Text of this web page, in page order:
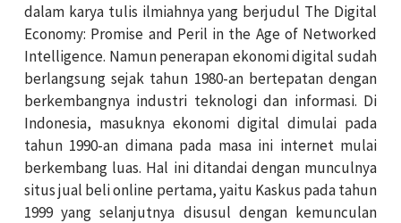
dalam karya tulis ilmiahnya yang berjudul The Digital
Economy: Promise and Peril in the Age of Networked
Intelligence. Namun penerapan ekonomi digital sudah
berlangsung sejak tahun 1980-an bertepatan dengan
berkembangnya industri teknologi dan informasi. Di
Indonesia, masuknya ekonomi digital dimulai pada
tahun 1990-an dimana pada masa ini internet mulai
berkembang luas. Hal ini ditandai dengan munculnya
situs jual beli online pertama, yaitu Kaskus pada tahun
1999 yang selanjutnya disusul dengan kemunculan